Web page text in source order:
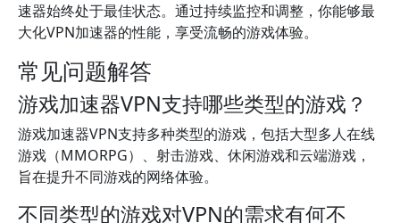
速器始终处于最佳状态。通过持续监控和调整，你能够最
大化VPN加速器的性能，享受流畅的游戏体验。
常见问题解答
游戏加速器VPN支持哪些类型的游戏？
游戏加速器VPN支持多种类型的游戏，包括大型多人在线
游戏（MMORPG）、射击游戏、休闲游戏和云端游戏，
旨在提升不同游戏的网络体验。
不同类型的游戏对VPN的需求有何不